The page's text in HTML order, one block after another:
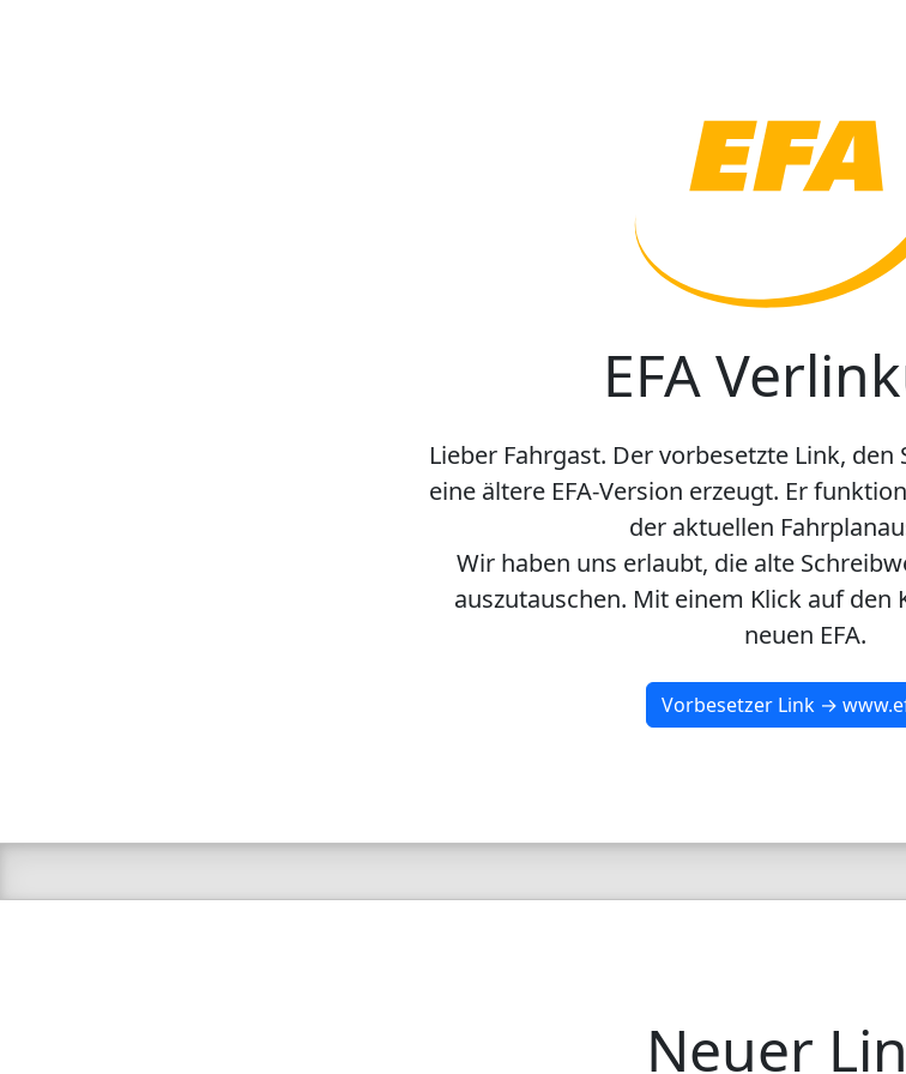
EFA
Lieber Fahrgast. Der vorbesetzte Link,
eine ältere EFA-Version erzeugt. Er
der aktuellen
Wir haben uns erlaubt, die alte
auszutauschen. Mit einem Klick auf den
neuen EFA.
Vorbesetzer Link →
Neuer